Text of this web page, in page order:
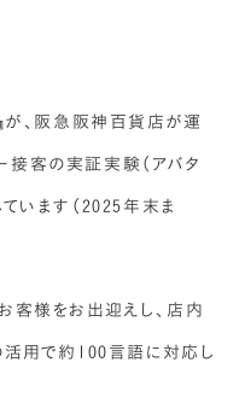
が、阪急阪神百貨店が運
客の実証実験（アバタ
います（2025年末ま
客様をお出迎えし、店内
活用で約100言語に対応し